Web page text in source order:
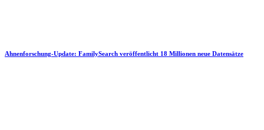
Ahnenforschung-Update: FamilySearch veröffentlicht 18 Millionen neue Datensätze